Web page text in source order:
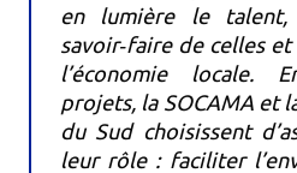
en lumière le
savoir‑faire de celles
l’économie locale.
projets, la SOCAMA et
du Sud choisissent
leur rôle : faciliter